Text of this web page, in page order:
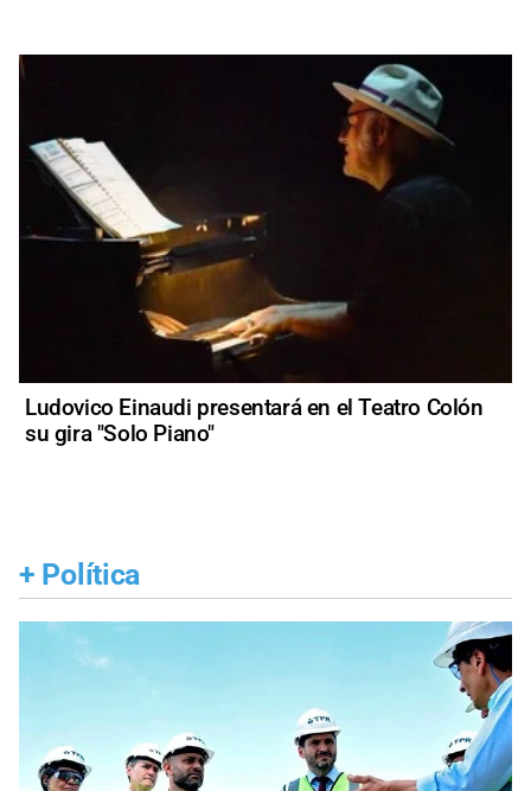
Ludovico Einaudi presentará en el Teatro Colón
su gira "Solo Piano"
+ Política